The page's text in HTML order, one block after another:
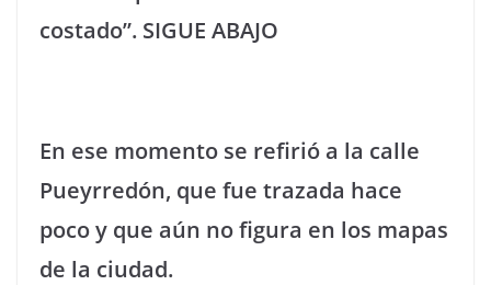
costado”. SIGUE ABAJO
En ese momento se refirió a la calle
Pueyrredón, que fue trazada hace
poco y que aún no figura en los mapas
de la ciudad.